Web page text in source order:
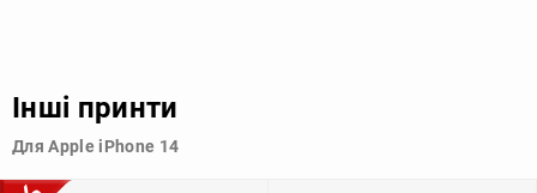
Узагалі, чохол для телефону - це дуже корисний аксесуар, який
допомагає захистити ваш пристрій, зберегти його цінність і
Інші принти
Для Apple iPhone 14